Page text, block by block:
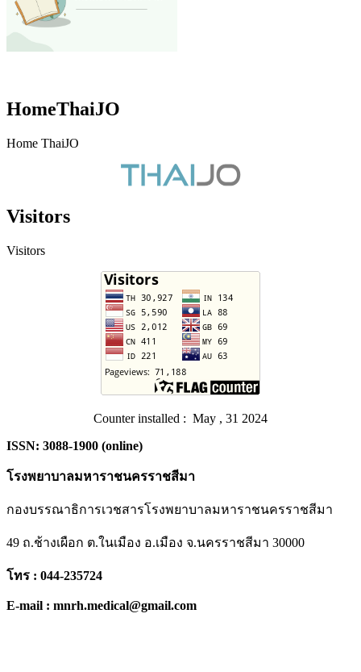
HomeThaiJO
Home ThaiJO
Visitors
Visitors
Counter installed : May , 31 2024
ISSN: 3088-1900 (online)
โรงพยาบาลมหาราชนครราชสีมา
กองบรรณาธิการเวชสารโรงพยาบาลมหาราชนครราชสีมา
49 ถ.ช้างเผือก ต.ในเมือง อ.เมือง จ.นครราชสีมา 30000
โทร : 044-235724
E-mail : mnrh.medical@gmail.com